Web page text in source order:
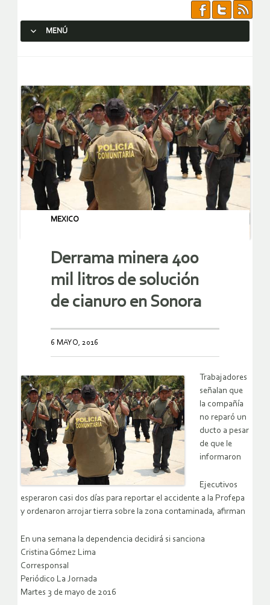
MENÚ
MEXICO
Derrama minera 400
mil litros de solución
de cianuro en Sonora
6 MAYO, 2016
Trabajadores
señalan que
la compañía
no reparó un
ducto a pesar
de que le
informaron
Ejecutivos
esperaron casi dos días para reportar el accidente a la Profepa
y ordenaron arrojar tierra sobre la zona contaminada, afirman
En una semana la dependencia decidirá si sanciona
Cristina Gómez Lima
Corresponsal
Periódico La Jornada
Martes 3 de mayo de 2016